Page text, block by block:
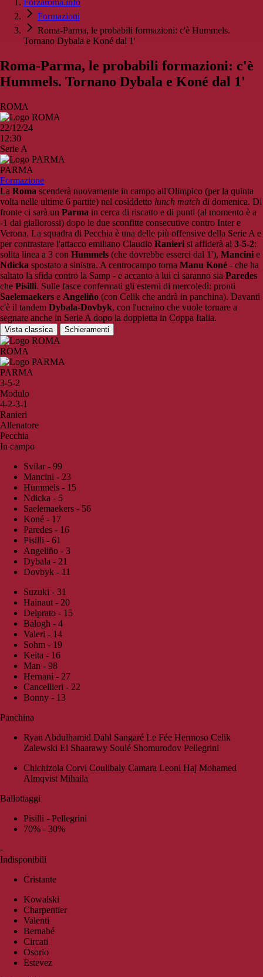
Forzaroma.info
Formazioni
Roma-Parma, le probabili formazioni: c'è Hummels.
Tornano Dybala e Koné dal 1'
Roma-Parma, le probabili formazioni: c'è
Hummels. Tornano Dybala e Koné dal 1'
ROMA
22/12/24
12:30
Serie A
PARMA
Formazione
La Roma scenderà nuovamente in campo all'Olimpico (per la quinta
volta nelle ultime 6 partite) nel cosiddetto lunch match di domenica. Di
fronte ci sarà un Parma in cerca di riscatto e di punti (al momento è a
-1 dai giallorossi) dopo le due sconfitte consecutive contro Inter e
Verona. La squadra di Pecchia è una delle più offensive della Serie A e
per contrastare l'attacco emiliano Claudio Ranieri si affiderà al 3-5-2:
solita linea a 3 con Hummels (che dovrebbe esserci dal 1'), Mancini e
Ndicka spostato a sinistra. A centrocampo torna Manu Koné - che ha
saltato la sfida contro la Samp - e accanto a lui ci saranno sia Paredes
che Pisilli. Sulle fasce confermati gli esterni di mercoledì: pronti
Saelemaekers e Angeliño (con Celik che andrà in panchina). Davanti
c'è il tandem Dybala-Dovbyk, con l'ucraino che vuole tornare a
segnare anche in Serie A dopo la doppietta in Coppa Italia.
Vista classica Schieramenti
ROMA
PARMA
3-5-2
Modulo
4-2-3-1
Ranieri
Allenatore
Pecchia
In campo
Svilar - 99
Mancini - 23
Hummels - 15
Ndicka - 5
Saelemaekers - 56
Koné - 17
Paredes - 16
Pisilli - 61
Angeliño - 3
Dybala - 21
Dovbyk - 11
Suzuki - 31
Hainaut - 20
Delprato - 15
Balogh - 4
Valeri - 14
Sohm - 19
Keita - 16
Man - 98
Hernani - 27
Cancellieri - 22
Bonny - 13
Panchina
Ryan Abdulhamid Dahl Sangaré Le Fée Hermoso Celik
Zalewski El Shaarawy Soulé Shomurodov Pellegrini
Chichizola Corvi Coulibaly Camara Leoni Haj Mohamed
Almqvist Mihaila
Ballottaggi
Pisilli - Pellegrini
70% - 30%
-
Indisponibili
Cristante
Kowalski
Charpentier
Valenti
Bernabé
Circati
Osorio
Estevez